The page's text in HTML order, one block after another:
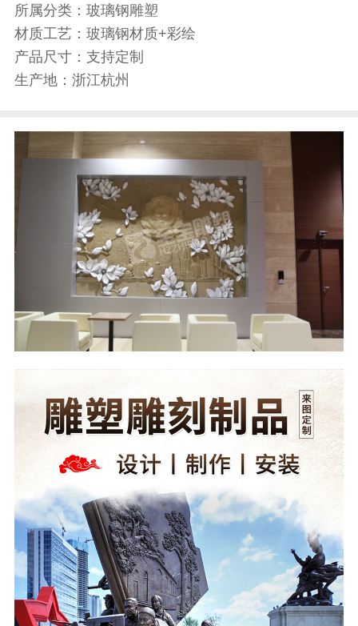
所属分类： 玻璃钢雕塑
材质工艺： 玻璃钢材质+彩绘
产品尺寸： 支持定制
生产地： 浙江杭州